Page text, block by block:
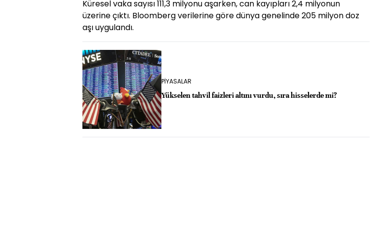
Küresel vaka sayısı 111,3 milyonu aşarken, can kayıpları 2,4 milyonun
üzerine çıktı. Bloomberg verilerine göre dünya genelinde 205 milyon doz
aşı uygulandı.
PİYASALAR
Yükselen tahvil faizleri altını vurdu, sıra hisselerde mi?